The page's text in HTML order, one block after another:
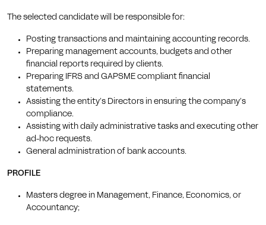
The selected candidate will be responsible for:
Posting transactions and maintaining accounting records.
Preparing management accounts, budgets and other
financial reports required by clients.
Preparing IFRS and GAPSME compliant financial
statements.
Assisting the entity’s Directors in ensuring the company’s
compliance.
Assisting with daily administrative tasks and executing other
ad-hoc requests.
General administration of bank accounts.
PROFILE
Masters degree in Management, Finance, Economics, or
Accountancy;